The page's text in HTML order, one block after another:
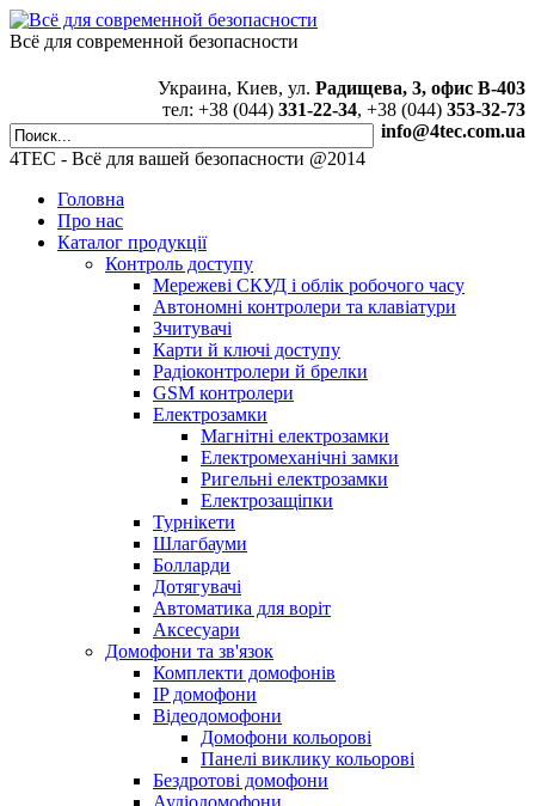
Всё для современной безопасности
Украина, Киев, ул. Радищева, 3, офис В-403
тел: +38 (044) 331-22-34, +38 (044) 353-32-73
info@4tec.com.ua
4TEC - Всё для вашей безопасности @2014
Головна
Про нас
Каталог продукції
Контроль доступу
Мережеві СКУД і облік робочого часу
Автономні контролери та клавіатури
Зчитувачі
Карти й ключі доступу
Радіоконтролери й брелки
GSM контролери
Електрозамки
Магнітні електрозамки
Електромеханічні замки
Ригельні електрозамки
Електрозащіпки
Турнікети
Шлагбауми
Болларди
Дотягувачі
Автоматика для воріт
Аксесуари
Домофони та зв'язок
Комплекти домофонів
IP домофони
Відеодомофони
Домофони кольорові
Панелі виклику кольорові
Бездротові домофони
Аудіодомофони